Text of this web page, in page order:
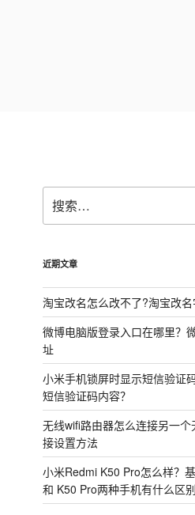
索：
近期文章
淘宝改名怎么改不了?淘宝改
微博电脑版登录入口在哪里？
址
小米手机锁屏时显示短信验证
短信验证码内容？
无线wifi路由器怎么连接另一
接设置方法
小米Redmi K50 Pro怎么样？
和 K50 Pro两种手机有什么区别